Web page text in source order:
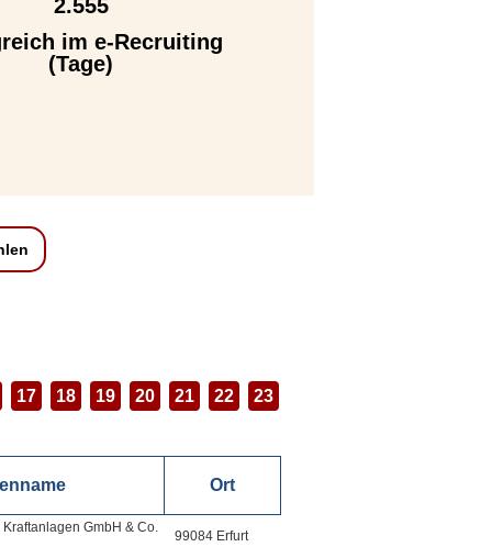
2.555
im e-Recruiting
(Tage)
17 18 19 20 21 22 23
Ort
GmbH & Co.
99084 Erfurt